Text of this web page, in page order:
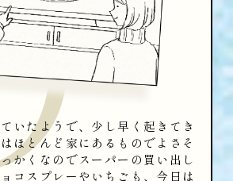
いたようで、少し早く起きてき
ほとんど家にあるものでよさそ
かくなのでスーパーの買い出し
コスプレーやいちごも、今日は